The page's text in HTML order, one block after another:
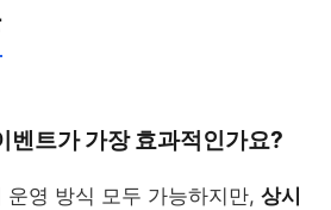
벤트가 가장 효과적인가요?
영 방식 모두 가능하지만, 상시